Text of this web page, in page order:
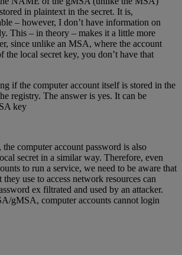
in plaintext in the secret. It is,
– however, I don’t have information on
This – in theory – makes it a little more
since unlike an MSA, where the account
the local secret key, you don’t have that
if the computer account itself is stored in the
registry. The answer is yes. It can be
key
computer account password is also
secret in a similar way. Therefore, even
to run a service, we need to be aware that
use to access network resources can
ex filtrated and used by an attacker.
gMSA, computer accounts cannot login